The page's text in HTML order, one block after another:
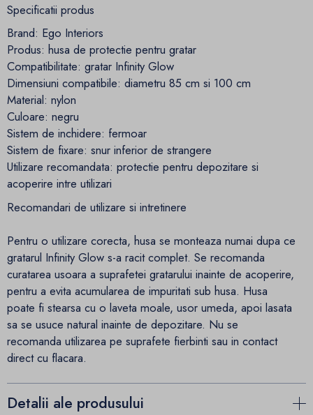
Specificatii produs
Brand: Ego Interiors
Produs: husa de protectie pentru gratar
Compatibilitate: gratar Infinity Glow
Dimensiuni compatibile: diametru 85 cm si 100 cm
Material: nylon
Culoare: negru
Sistem de inchidere: fermoar
Sistem de fixare: snur inferior de strangere
Utilizare recomandata: protectie pentru depozitare si
acoperire intre utilizari
Recomandari de utilizare si intretinere
Pentru o utilizare corecta, husa se monteaza numai dupa ce
gratarul Infinity Glow s-a racit complet. Se recomanda
curatarea usoara a suprafetei gratarului inainte de acoperire,
pentru a evita acumularea de impuritati sub husa. Husa
poate fi stearsa cu o laveta moale, usor umeda, apoi lasata
sa se usuce natural inainte de depozitare. Nu se
recomanda utilizarea pe suprafete fierbinti sau in contact
direct cu flacara.
Detalii ale produsului